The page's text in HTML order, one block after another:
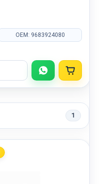
OEM: 9683924080
1